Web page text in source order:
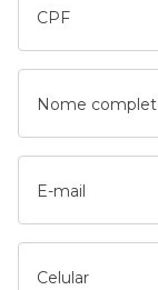
CPF
Nome
E-mail
Celular